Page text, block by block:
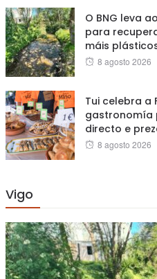
O BNG leva
para
máis
Posted
8 agosto 2026
Tui celebra a
gastronomía
directo e
Posted
8 agosto 2026
Vigo